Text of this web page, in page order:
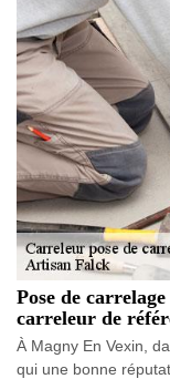
Pose de
carreleur de
À Magny En Vexin,
qui une bonne